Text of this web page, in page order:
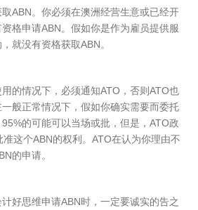
ABN。你必须在澳洲经营生意或已经开
格申请ABN。假如你是作为雇员提供服
就没有资格获取ABN。
的情况下，必须通知ATO，否则ATO也
般正常情况下，假如你确实需要而委托
的可能可以当场或批，但是，ATO政
这个ABN的权利。ATO在认为你理由不
的申请。
好思维申请ABN时，一定要诚实的告之